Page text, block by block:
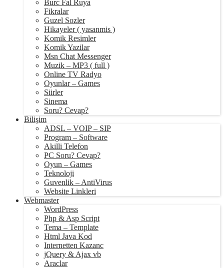
Burc Fal Ruya
Fikralar
Guzel Sozler
Hikayeler ( yasanmis )
Komik Resimler
Komik Yazilar
Msn Chat Messenger
Muzik – MP3 ( full )
Online TV Radyo
Oyunlar – Games
Siirler
Sinema
Soru? Cevap?
Bilişim
ADSL – VOIP – SIP
Program – Software
Akilli Telefon
PC Soru? Cevap?
Oyun – Games
Teknoloji
Guvenlik – AntiVirus
Website Linkleri
Webmaster
WordPress
Php & Asp Script
Tema – Template
Html Java Kod
Internetten Kazanc
jQuery & Ajax vb
Araclar